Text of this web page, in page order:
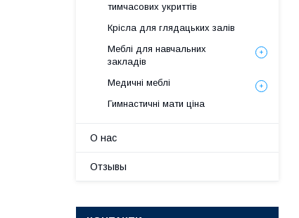
тимчасових укриттів
Крісла для глядацьких залів
Меблі для навчальних
закладів
Медичні меблі
Гимнастичні мати ціна
О нас
Отзывы